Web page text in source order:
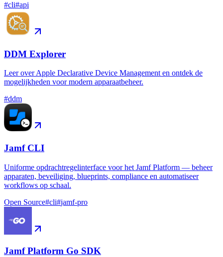
#cli#api
DDM Explorer
Leer over Apple Declarative Device Management en ontdek de
mogelijkheden voor modern apparaatbeheer.
#ddm
Jamf CLI
Uniforme opdrachtregelinterface voor het Jamf Platform — beheer
apparaten, beveiliging, blueprints, compliance en automatiseer
workflows op schaal.
Open Source#cli#jamf-pro
Jamf Platform Go SDK